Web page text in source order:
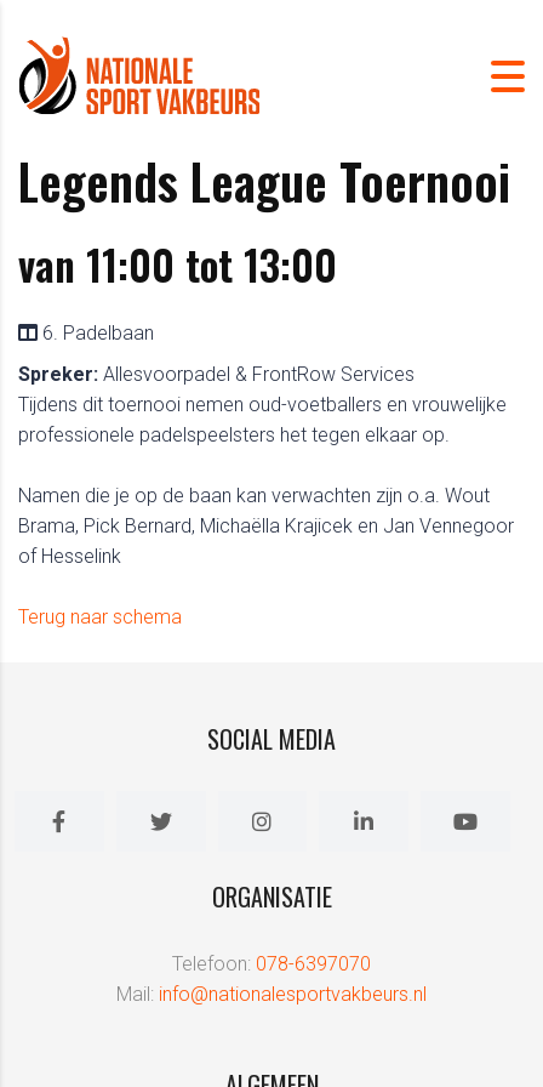
Legends League Toernooi
van 11:00 tot 13:00
6. Padelbaan
Spreker: Allesvoorpadel & FrontRow Services
Tijdens dit toernooi nemen oud-voetballers en vrouwelijke
professionele padelspeelsters het tegen elkaar op.
Namen die je op de baan kan verwachten zijn o.a. Wout
Brama, Pick Bernard, Michaëlla Krajicek en Jan Vennegoor
of Hesselink
Terug naar schema
SOCIAL MEDIA
ORGANISATIE
Telefoon: 078-6397070
Mail: info@nationalesportvakbeurs.nl